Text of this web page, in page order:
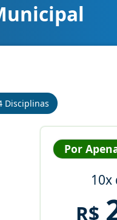
Disciplinas
Por
10x
R$